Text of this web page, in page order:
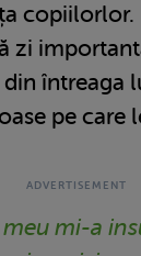
copiilorlor.
zi
întreaga
pe care
mi-a